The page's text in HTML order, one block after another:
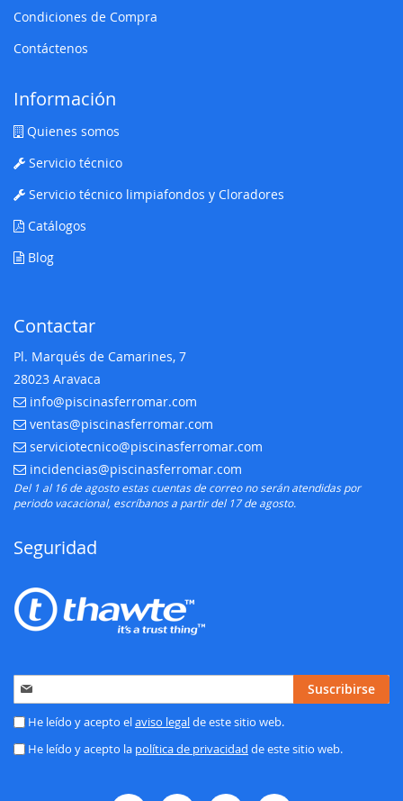
Condiciones de Compra
Contáctenos
Información
Quienes somos
Servicio técnico
Servicio técnico limpiafondos y Cloradores
Catálogos
Blog
Contactar
Pl. Marqués de Camarines, 7
28023 Aravaca
E-mail:
info@piscinasferromar.com
E-mail:
ventas@piscinasferromar.com
E-mail:
serviciotecnico@piscinasferromar.com
E-mail:
incidencias@piscinasferromar.com
Del 1 al 16 de agosto estas cuentas de correo no serán atendidas por
periodo vacacional, escríbanos a partir del 17 de agosto.
Seguridad
Inscríbase
a
nuestro
de
Suscribirse
He leído y acepto elaviso legalde este sitio web.
He leído y acepto la política de privacidad de este sitio web.